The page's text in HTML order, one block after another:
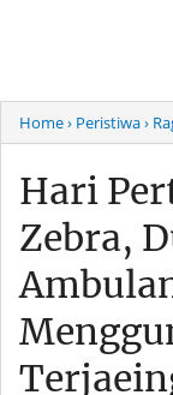
Home› Peristiwa›
Hari
Zebra,